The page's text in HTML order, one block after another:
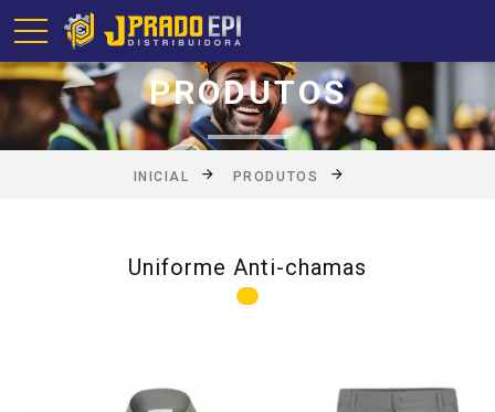
PRODUTOS
INICIAL PRODUTOS
Uniforme Anti-chamas